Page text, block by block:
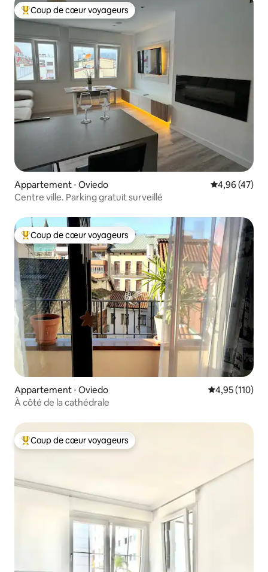
Coups de cœur voyageurs les plus appréciés
Coup de cœur voyageurs
Appartement ⋅ Oviedo Évaluation
4,96 (47)
Centre ville. Parking gratuit surveillé
Coups de cœur voyageurs les plus appréciés
Coup de cœur voyageurs
Appartement ⋅ Oviedo Évaluation
4,95 (110)
À côté de la cathédrale
Coups de cœur voyageurs les plus appréciés
Coup de cœur voyageurs